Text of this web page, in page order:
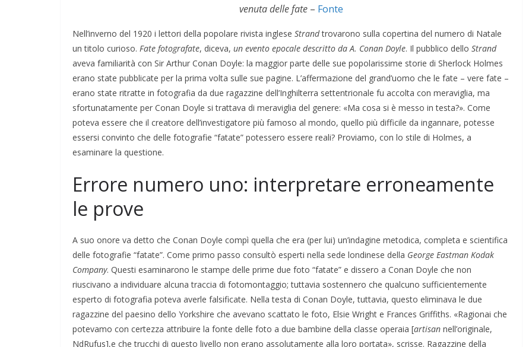
venuta delle fate – Fonte
Nell’inverno del 1920 i lettori della popolare rivista inglese Strandtrovarono sulla copertina del numero di Natale
un titolo curioso. Fate fotografate, diceva, un evento epocale descritto da A. Conan Doyle. Il pubblico dello Strand
aveva familiarità con Sir Arthur Conan Doyle: la maggior parte delle sue popolarissime storie di Sherlock Holmes
erano state pubblicate per la prima volta sulle sue pagine. L’affermazione del grand’uomo che le fate – vere fate –
erano state ritratte in fotografia da due ragazzine dell’Inghilterra settentrionale fu accolta con meraviglia, ma
sfortunatamente per Conan Doyle si trattava di meraviglia del genere: «Ma cosa si è messo in testa?». Come
poteva essere che il creatore dell’investigatore più famoso al mondo, quello più difficile da ingannare, potesse
essersi convinto che delle fotografie “fatate” potessero essere reali? Proviamo, con lo stile di Holmes, a
esaminare la questione.
Errore numero uno: interpretare erroneamente
le prove
A suo onore va detto che Conan Doyle compì quella che era (per lui) un’indagine metodica, completa e scientifica
delle fotografie “fatate”. Come primo passo consultò esperti nella sede londinese della George Eastman Kodak
Company. Questi esaminarono le stampe delle prime due foto “fatate” e dissero a Conan Doyle che non
riuscivano a individuare alcuna traccia di fotomontaggio; tuttavia sostennero che qualcuno sufficientemente
esperto di fotografia poteva averle falsificate. Nella testa di Conan Doyle, tuttavia, questo eliminava le due
ragazzine del paesino dello Yorkshire che avevano scattato le foto, Elsie Wright e Frances Griffiths. «Ragionai che
potevamo con certezza attribuire la fonte delle foto a due bambine della classe operaia [artisan nell’originale,
NdRufus],e che trucchi di questo livello non erano assolutamente alla loro portata», scrisse. Ragazzine della